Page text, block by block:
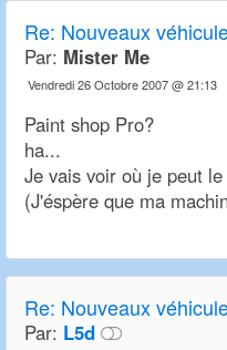
Re: Nouveaux
Par: Mister Me
Vendredi 26 Octobre 2007 @ 21:13
Paint shop Pro?
ha...
Je vais voir où je peut
(J'éspère que ma
Re: Nouveaux
Par: L5d